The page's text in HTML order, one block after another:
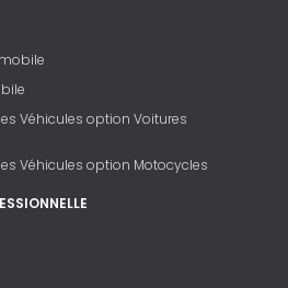
Véhicules option Voitures
Véhicules option Motocycles